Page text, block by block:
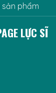
sản phẩm
LỰC SĨ